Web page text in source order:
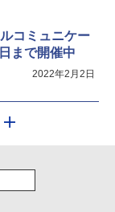
コミュニケー
まで開催中
2022年2月2日